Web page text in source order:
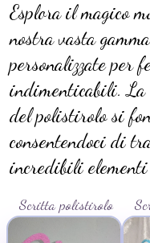
Esplora il magico
nostra vasta
personalizzate per
indimenticabili. La
del polistirolo si
consentendoci di
incredibili
Scritta polistirolo